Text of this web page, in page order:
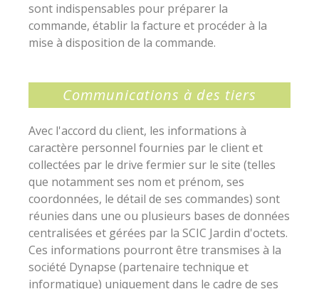
sont indispensables pour préparer la
commande, établir la facture et procéder à la
mise à disposition de la commande.
Communications à des tiers
Avec l'accord du client, les informations à
caractère personnel fournies par le client et
collectées par le drive fermier sur le site (telles
que notamment ses nom et prénom, ses
coordonnées, le détail de ses commandes) sont
réunies dans une ou plusieurs bases de données
centralisées et gérées par la SCIC Jardin d'octets.
Ces informations pourront être transmises à la
société Dynapse (partenaire technique et
informatique) uniquement dans le cadre de ses